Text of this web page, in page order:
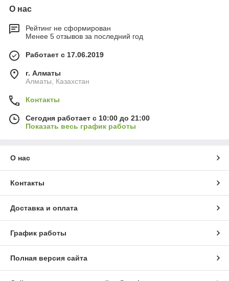
О нас
Рейтинг не сформирован
Менее 5 отзывов за последний год
Работает с 17.06.2019
г. Алматы
Алматы, Казахстан
Контакты
Сегодня работает с 10:00 до 21:00
Показать весь график работы
О нас
Контакты
Доставка и оплата
График работы
Полная версия сайта